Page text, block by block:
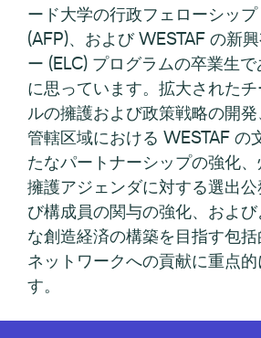
ード大学の行政フェローシッ
(AFP)、および WESTAF の新
ー (ELC) プログラムの卒業生
に思っています。拡大された
ルの擁護および政策戦略の開
管轄区域における WESTAF の
たなパートナーシップの強化
擁護アジェンダに対する選出
び構成員の関与の強化、およ
な創造経済の構築を目指す包
ネットワークへの貢献に重点的
す。